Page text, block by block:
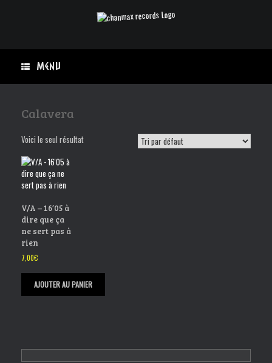
Menu
Calavera
Voici le seul résultat
V/A – 16’05 à
dire que ça
ne sert pas à
rien
7,00€
AJOUTER AU PANIER